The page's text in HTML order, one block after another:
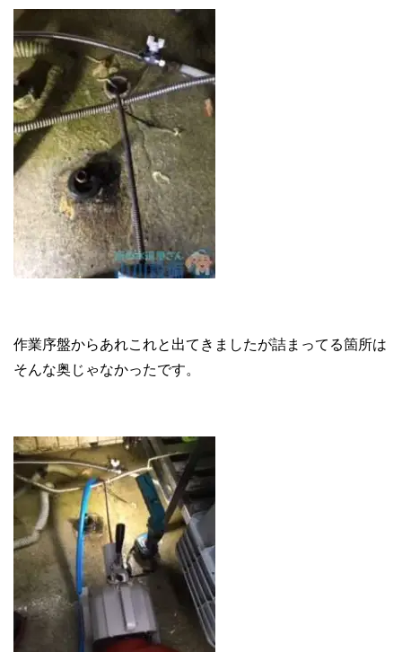
作業序盤からあれこれと出てきましたが詰まってる箇所は
そんな奥じゃなかったです。